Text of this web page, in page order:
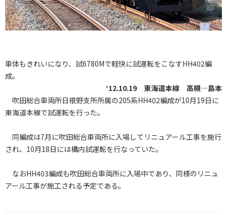
車体もきれいになり、試6780Mで軽快に試運転をこなすHH402編
成。
‘12.10.19 東海道本線 高槻―島本
吹田総合車両所日根野支所所属の205系HH402編成が10月19日に
東海道本線で試運転を行った。
同編成は7月に吹田総合車両所に入場してリニュアール工事を施行
され、10月18日には構内試運転を行なっていた。
なおHH403編成も吹田総合車両所に入場中であり、同様のリニュ
アール工事が施工される予定である。